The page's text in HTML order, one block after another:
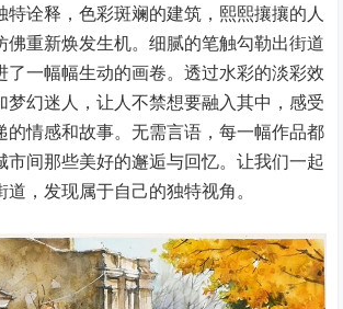
特诠释，色彩斑斓的建筑，熙熙攘攘的人
佛重新焕发生机。细腻的笔触勾勒出街道
了一幅幅生动的画卷。透过水彩的淡彩效
梦幻迷人，让人不禁想要融入其中，感受
的情感和故事。无需言语，每一幅作品都
市间那些美好的邂逅与回忆。让我们一起
，发现属于自己的独特视角。